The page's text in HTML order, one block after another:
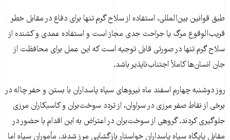
طبق قوانین بین‌المللی، استفاده از سلاح گرم تنها برای دفاع در مقابل خطر
قریب‌الوقوع مرگ یا جراحت جدی مجاز است و استفاده عمدی و کشنده از
سلاح گرم تنها در صورتی قابل توجیه است که این عمل برای محافظت از
جان انسان‌ها‌ کاملاً اجتناب‌ناپذیر باشد.
روز دوشنبه چهارم اسفند ماه نیروهای سپاه پاسداران با بستن و حفر چاله در
برخی از نقاط صفر مرزی در سراوان، از تردد سوخت‌بران و کاسبکاران مرزی
جلوگیری کردند. گروهی از سوخت‌بران در اعتراض به این اقدام با حضور در
مقابل پایگاه سپاه پاسداران خواستار بازگشایی مرز شدند. مأموران سپاه اما